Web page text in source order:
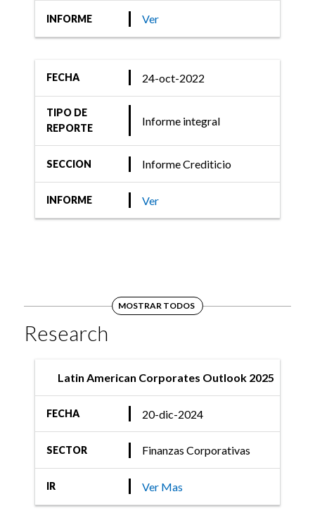
INFORME Ver
FECHA 24-oct-2022
TIPO DE
REPORTE
Informe integral
SECCION Informe Crediticio
INFORME Ver
MOSTRAR TODOS
Research
Latin American Corporates Outlook 2025
FECHA 20-dic-2024
SECTOR Finanzas Corporativas
IR Ver Mas